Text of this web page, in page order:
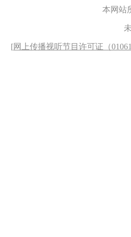
本网站
[网上传播视听节目许可证（